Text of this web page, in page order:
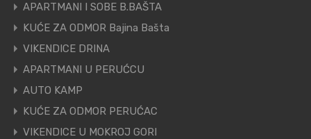
APARTMANI I SOBE B.BAŠTA
KUĆE ZA ODMOR Bajina Bašta
VIKENDICE DRINA
APARTMANI U PERUĆCU
AUTO KAMP
KUĆE ZA ODMOR PERUĆAC
VIKENDICE U MOKROJ GORI